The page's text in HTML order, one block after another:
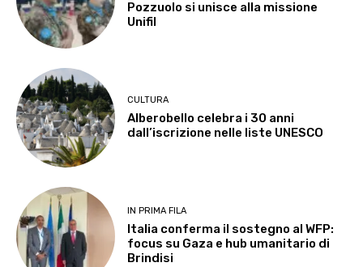
Pozzuolo si unisce alla missione
Unifil
CULTURA
Alberobello celebra i 30 anni
dall’iscrizione nelle liste UNESCO
IN PRIMA FILA
Italia conferma il sostegno al WFP:
focus su Gaza e hub umanitario di
Brindisi